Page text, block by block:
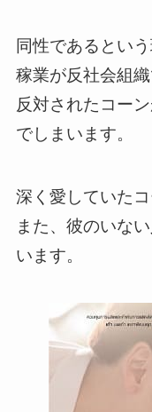
同性であるとい
稼業が反社会組
反対されたコー
でしまいます。
深く愛していた
また、彼のいな
います。